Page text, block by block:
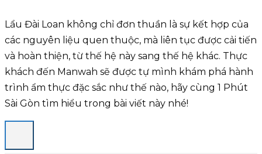
Lẩu Đài Loan không chỉ đơn thuần là sự kết hợp của
các nguyên liệu quen thuộc, mà liên tục được cải tiến
và hoàn thiện, từ thế hệ này sang thế hệ khác. Thực
khách đến Manwah sẽ được tự mình khám phá hành
trình ẩm thực đặc sắc như thế nào, hãy cùng 1 Phút
Sài Gòn tìm hiểu trong bài viết này nhé!